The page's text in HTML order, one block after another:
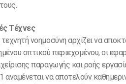
Τέχνες
νοημοσύνη αρχίζει να
οπτικού περιεχομένου, οι
παραγωγής και ροής
αναμένεται να αποτελούν